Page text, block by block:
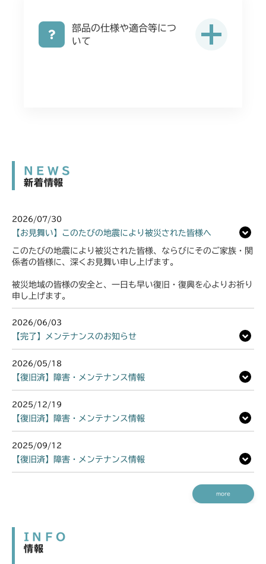
部品の仕様や適合等につ
いて
NEWS
新着情報
2026/07/30
【お見舞い】このたびの地震により被災された皆様へ
このたびの地震により被災された皆様、ならびにそのご家族・関
係者の皆様に、深くお見舞い申し上げます。
被災地域の皆様の安全と、一日も早い復旧・復興を心よりお祈り
申し上げます。
2026/06/03
【完了】メンテナンスのお知らせ
2026/05/18
【復旧済】障害・メンテナンス情報
2025/12/19
【復旧済】障害・メンテナンス情報
2025/09/12
【復旧済】障害・メンテナンス情報
more
INFO
情報